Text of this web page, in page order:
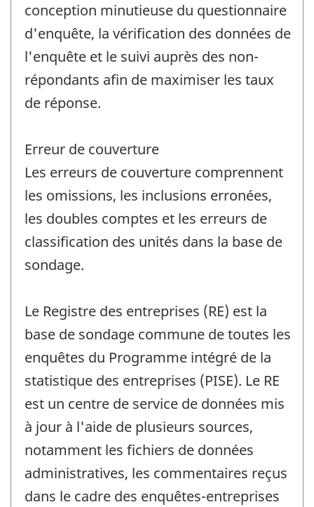
conception minutieuse du questionnaire
d'enquête, la vérification des données de
l'enquête et le suivi auprès des non-
répondants afin de maximiser les taux
de réponse.
Erreur de couverture
Les erreurs de couverture comprennent
les omissions, les inclusions erronées,
les doubles comptes et les erreurs de
classification des unités dans la base de
sondage.
Le Registre des entreprises (RE) est la
base de sondage commune de toutes les
enquêtes du Programme intégré de la
statistique des entreprises (PISE). Le RE
est un centre de service de données mis
à jour à l'aide de plusieurs sources,
notamment les fichiers de données
administratives, les commentaires reçus
dans le cadre des enquêtes-entreprises